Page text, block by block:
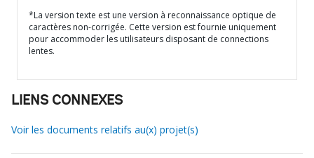
*La version texte est une version à reconnaissance optique de
caractères non-corrigée. Cette version est fournie uniquement
pour accommoder les utilisateurs disposant de connections
lentes.
LIENS CONNEXES
Voir les documents relatifs au(x) projet(s)